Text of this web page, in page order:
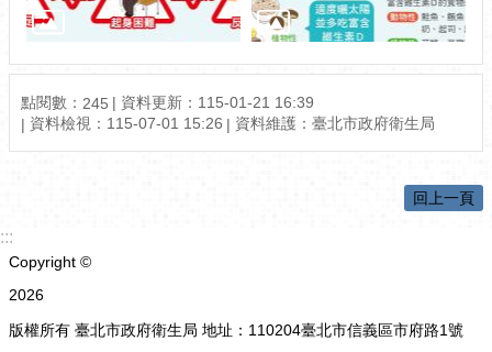
點閱數： 245
資料更新：115-01-21 16:39
資料檢視：115-07-01 15:26
資料維護：臺北市政府衛生局
回上一頁
:::
Copyright ©
2026
版權所有 臺北市政府衛生局 地址：110204臺北市信義區市府路1號